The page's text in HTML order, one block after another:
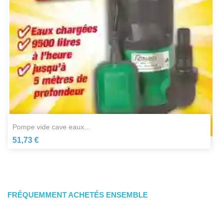
pompe vide cave eaux...
51,73 €
FRÉQUEMMENT ACHETÉS ENSEMBLE